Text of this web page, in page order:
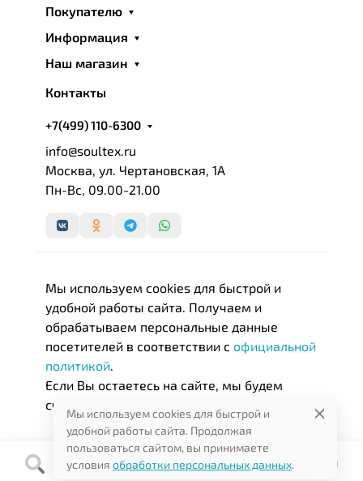
Покупателю
Информация
Наш магазин
Контакты
+7(499) 110-6300
info@soultex.ru
Москва, ул. Чертановская, 1А
Пн-Вс, 09.00-21.00
Мы используем cookies для быстрой и
удобной работы сайта. Получаем и
обрабатываем персональные данные
посетителей в соответствии с официальной
политикой
Если Вы остаетесь на сайте, мы будем
считать, что Вас это устраивает.
Мы используем cookies для быстрой и
удобной работы сайта. Продолжая
пользоваться сайтом, вы принимаете
условия обработки персональных данных.